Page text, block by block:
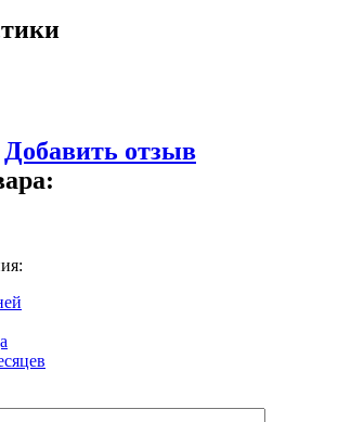
Добавить отзыв